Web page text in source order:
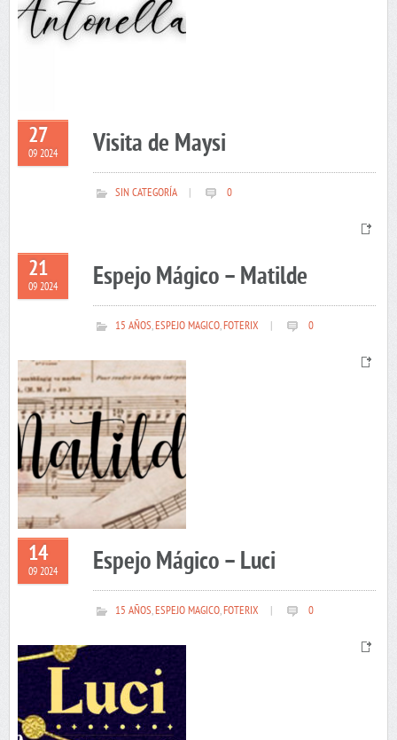
27
09 2024 Visita de Maysi
SIN CATEGORÍA 0
21
09 2024 Espejo Mágico – Matilde
15 AÑOS,ESPEJO MAGICO,FOTERIX 0
14
09 2024 Espejo Mágico – Luci
15 AÑOS,ESPEJO MAGICO,FOTERIX 0